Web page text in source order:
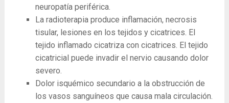
neuropatía periférica.
La radioterapia produce inflamación, necrosis
tisular, lesiones en los tejidos y cicatrices. El
tejido inflamado cicatriza con cicatrices. El tejido
cicatricial puede invadir el nervio causando dolor
severo.
Dolor isquémico secundario a la obstrucción de
los vasos sanguíneos que causa mala circulación.